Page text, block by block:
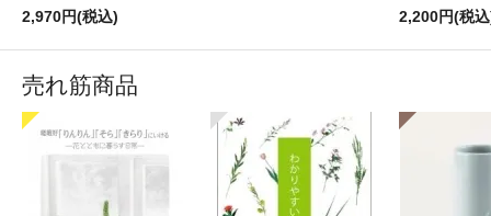
2,970円(税込)
2,200円(税
売れ筋商品